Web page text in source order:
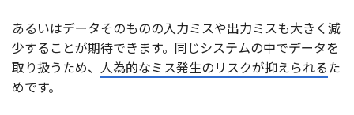
あるいはデータそのものの入力ミスや出力ミスも大きく減
少することが期待できます。同じシステムの中でデータを
取り扱うため、 人為的なミス発生のリスクが抑えられるた
めです。